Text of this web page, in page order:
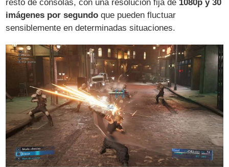
resto de consolas, con una resolución fija de 1080p y 30
imágenes por segundo que pueden fluctuar
sensiblemente en determinadas situaciones.